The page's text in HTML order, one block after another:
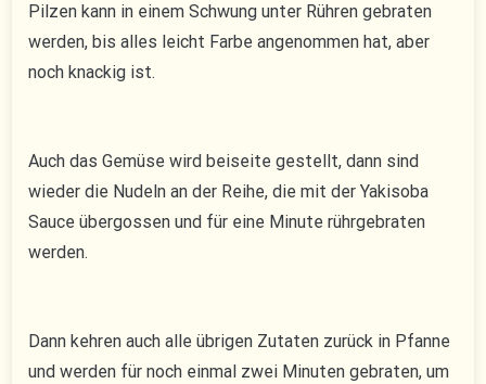
Pilzen kann in einem Schwung unter Rühren gebraten
werden, bis alles leicht Farbe angenommen hat, aber
noch knackig ist.
Auch das Gemüse wird beiseite gestellt, dann sind
wieder die Nudeln an der Reihe, die mit der Yakisoba
Sauce übergossen und für eine Minute rührgebraten
werden.
Dann kehren auch alle übrigen Zutaten zurück in Pfanne
und werden für noch einmal zwei Minuten gebraten, um